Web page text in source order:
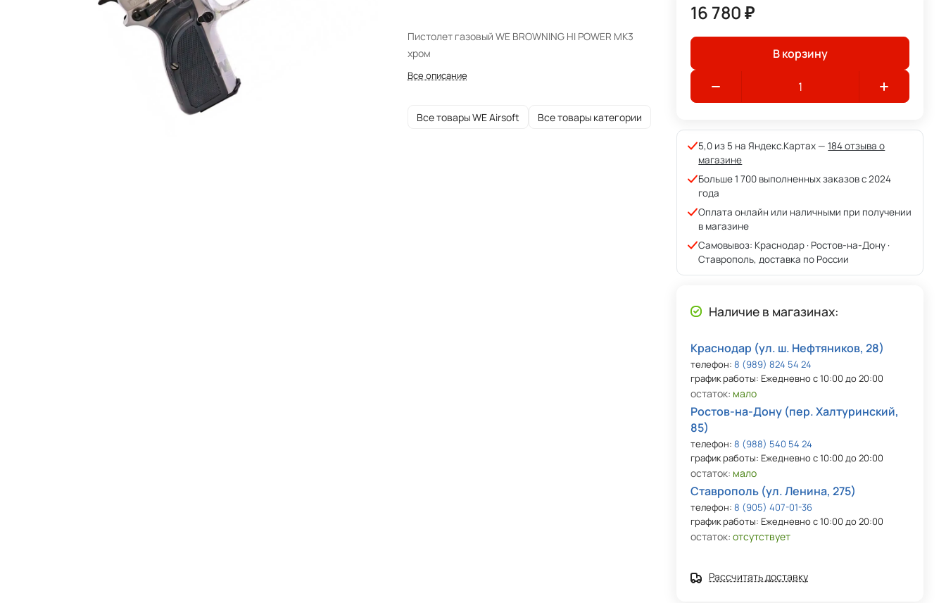
Пистолет газовый WE BROWNING HI POWER MK3
хром
Все описание
Все товары WE Airsoft Все товары категории
16 780 ₽
В корзину
5,0 из 5 на Яндекс.Картах —184 отзыва о
магазине
Больше 1 700 выполненных заказов с 2024
года
Оплата онлайн или наличными при получении
в магазине
Самовывоз: Краснодар · Ростов-на-Дону ·
Ставрополь, доставка по России
Наличие в магазинах:
Краснодар (ул. ш. Нефтяников, 28)
телефон:8 (989) 824 54 24
график работы: Ежедневно с 10:00 до 20:00
остаток: мало
Ростов-на-Дону (пер. Халтуринский,
85)
телефон:8 (988) 540 54 24
график работы: Ежедневно с 10:00 до 20:00
остаток: мало
Ставрополь (ул. Ленина, 275)
телефон:8 (905) 407-01-36
график работы: Ежедневно с 10:00 до 20:00
остаток:отсутствует
Рассчитать доставку